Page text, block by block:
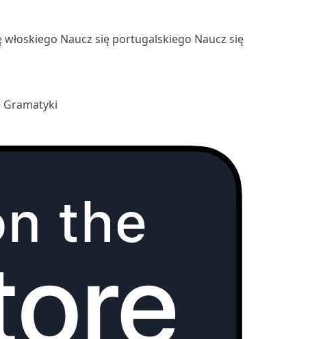
włoskiego Naucz się portugalskiego Naucz się